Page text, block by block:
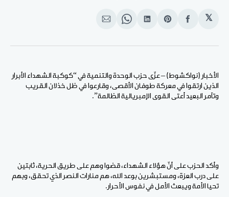
𝕏
انشر
الفيسبوك
Share
Pinterest
انشر
لينكد
Share
WhatsApp
انشر
الإيميل
الأخبار (نواكشوط) – عزّى حزب الوحدة والتنمية في “كوكبة الشهداء الأبرار
الذين ارتقوا في معركة طوفان الأقصى، وقارعوا في ظل خذلان القريب
وتآمر البعيد أعتى القوى الإمبريالية الظالمة”.
وأكد الحزب على أنّ هؤلاء الشهداء، قضوا وهم على طريق الحرية، ثابتين
على درب العزة، ومستبشرين بوعد الله، هم منارات النصر الذي تحقق، وبهم
تحيا الأمة ويبعث الأمل في نفوس الأحرار.